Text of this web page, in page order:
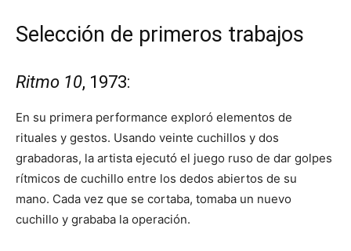
Selección de primeros trabajos
Ritmo 10, 1973:
En su primera performance exploró elementos de
rituales y gestos. Usando veinte cuchillos y dos
grabadoras, la artista ejecutó el juego ruso de dar golpes
rítmicos de cuchillo entre los dedos abiertos de su
mano. Cada vez que se cortaba, tomaba un nuevo
cuchillo y grababa la operación.